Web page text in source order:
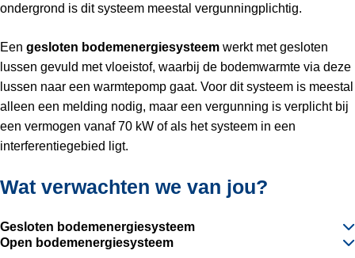
ondergrond is dit systeem meestal vergunningplichtig.
Een gesloten bodemenergiesysteem werkt met gesloten
lussen gevuld met vloeistof, waarbij de bodemwarmte via deze
lussen naar een warmtepomp gaat. Voor dit systeem is meestal
alleen een melding nodig, maar een vergunning is verplicht bij
een vermogen vanaf 70 kW of als het systeem in een
interferentiegebied ligt.
Wat verwachten we van jou?
Gesloten bodemenergiesysteem
Open bodemenergiesysteem